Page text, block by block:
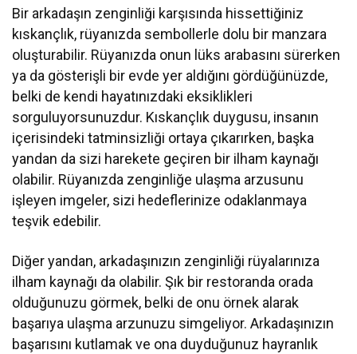
Bir arkadaşın zenginliği karşısında hissettiğiniz
kıskançlık, rüyanızda sembollerle dolu bir manzara
oluşturabilir. Rüyanızda onun lüks arabasını sürerken
ya da gösterişli bir evde yer aldığını gördüğünüzde,
belki de kendi hayatınızdaki eksiklikleri
sorguluyorsunuzdur. Kıskançlık duygusu, insanın
içerisindeki tatminsizliği ortaya çıkarırken, başka
yandan da sizi harekete geçiren bir ilham kaynağı
olabilir. Rüyanızda zenginliğe ulaşma arzusunu
işleyen imgeler, sizi hedeflerinize odaklanmaya
teşvik edebilir.
Diğer yandan, arkadaşınızın zenginliği rüyalarınıza
ilham kaynağı da olabilir. Şık bir restoranda orada
olduğunuzu görmek, belki de onu örnek alarak
başarıya ulaşma arzunuzu simgeliyor. Arkadaşınızın
başarısını kutlamak ve ona duyduğunuz hayranlık